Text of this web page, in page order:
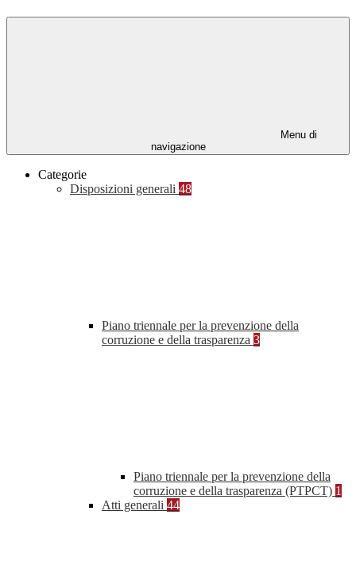
Menu di
navigazione
Categorie
Disposizioni generali 48
Piano triennale per la prevenzione della
corruzione e della trasparenza 3
Piano triennale per la prevenzione della
corruzione e della trasparenza (PTPCT) 1
Atti generali 44